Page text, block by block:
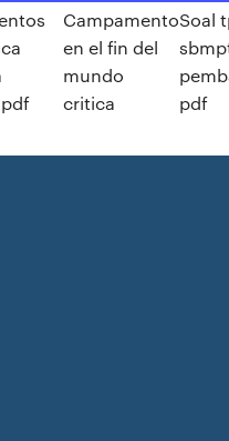
Campamento
en el fin del
mundo
critica
Soal
pdf